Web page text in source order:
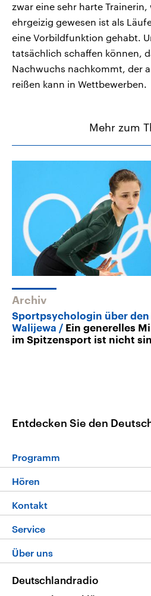
zwar eine sehr harte
ehrgeizig gewesen ist als
eine Vorbildfunktion gehabt.
tatsächlich schaffen können,
Nachwuchs nachkommt, der
reißen kann in Wettbewerben.
Mehr zum
Archiv
Sportpsychologin über den
Walijewa
Ein generelles
im Spitzensport ist nicht
Entdecken Sie den
Programm
Programm
Die Nachrichten
Nachrichtenleicht
Neue Beiträge auf dlf.de
Hören
Livestream
Podcasts
Deutschlandfunk App
Nachrichten App
Kontakt
Hörerservice
Service
FAQ
Veranstaltungen
Über uns
Deutschlandradio